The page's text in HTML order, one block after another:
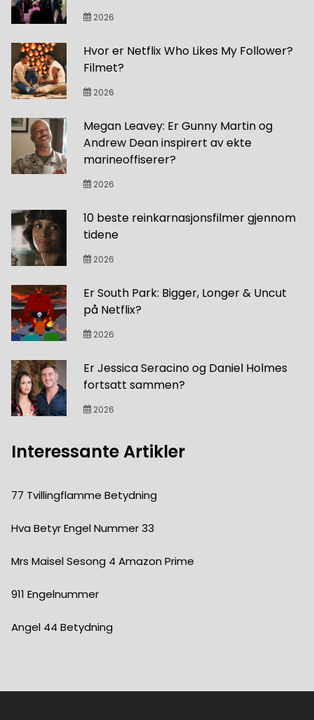
2026
Hvor er Netflix Who Likes My Follower?
Filmet?
2026
Megan Leavey: Er Gunny Martin og
Andrew Dean inspirert av ekte
marineoffiserer?
2026
10 beste reinkarnasjonsfilmer gjennom
tidene
2026
Er South Park: Bigger, Longer & Uncut
på Netflix?
2026
Er Jessica Seracino og Daniel Holmes
fortsatt sammen?
2026
Interessante Artikler
77 Tvillingflamme Betydning
Hva Betyr Engel Nummer 33
Mrs Maisel Sesong 4 Amazon Prime
911 Engelnummer
Angel 44 Betydning